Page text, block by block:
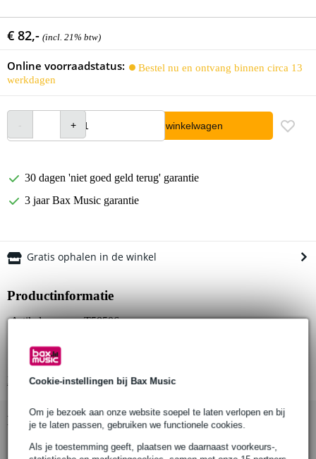
Cookie-instellingen bij Bax Music
Om je bezoek aan onze website soepel te laten verlopen en bij
je te laten passen, gebruiken we functionele cookies.
Als je toestemming geeft, plaatsen we daarnaast voorkeurs-,
€ 82,- (incl. 21% btw)
Online voorraadstatus:
Bestel nu en ontvang binnen circa 13
werkdagen
In winkelwagen
30 dagen 'niet goed geld terug' garantie
3 jaar Bax Music garantie
Gratis ophalen in de winkel
Productinformatie
Artikelnummer: T58506
Geschikt voor buisdiameter: Ø48 - 80 mm
Bekijk alle productspecificaties
Bekijk ook eens (1)